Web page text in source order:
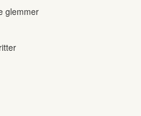
glemmer